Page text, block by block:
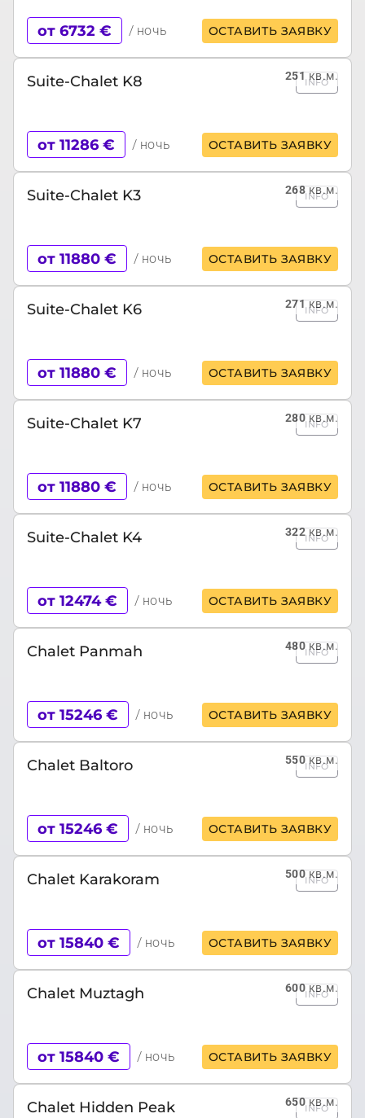
от 6732 € / ночь ОСТАВИТЬ ЗАЯВКУ
251кв.м.
Suite-Chalet K8 INFO
от 11286 € / ночь ОСТАВИТЬ ЗАЯВКУ
268кв.м.
Suite-Chalet K3 INFO
от 11880 € / ночь ОСТАВИТЬ ЗАЯВКУ
271кв.м.
Suite-Chalet K6 INFO
от 11880 € / ночь ОСТАВИТЬ ЗАЯВКУ
280кв.м.
Suite-Chalet K7 INFO
от 11880 € / ночь ОСТАВИТЬ ЗАЯВКУ
322кв.м.
Suite-Chalet K4 INFO
от 12474 € / ночь ОСТАВИТЬ ЗАЯВКУ
480кв.м.
Chalet Panmah INFO
от 15246 € / ночь ОСТАВИТЬ ЗАЯВКУ
550кв.м.
Chalet Baltoro INFO
от 15246 € / ночь ОСТАВИТЬ ЗАЯВКУ
500кв.м.
Chalet Karakoram INFO
от 15840 € / ночь ОСТАВИТЬ ЗАЯВКУ
600кв.м.
Chalet Muztagh INFO
от 15840 € / ночь ОСТАВИТЬ ЗАЯВКУ
650кв.м.
Chalet Hidden Peak INFO